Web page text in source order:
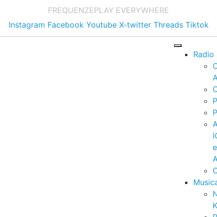
FREQUENZEPLAY EVERYWHERE
Instagram Facebook Youtube X-twitter Threads Tiktok
Radio
e